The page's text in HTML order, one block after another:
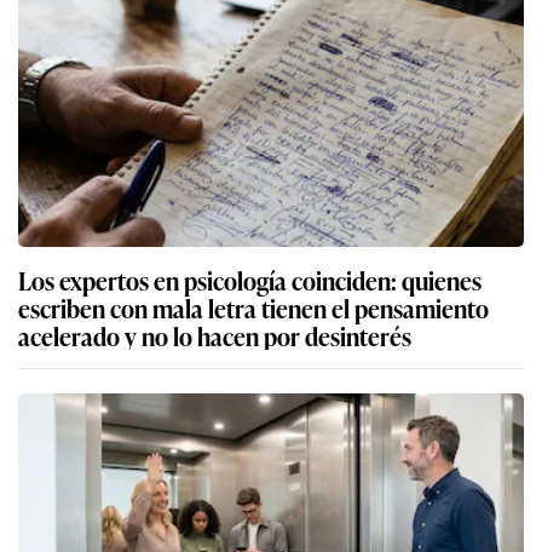
Los expertos en psicología coinciden: quienes
escriben con mala letra tienen el pensamiento
acelerado y no lo hacen por desinterés